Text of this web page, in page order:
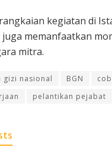
kegiatan di
juga memanfaatkan
mitra.
gizi nasional BGN
pelantikan pejabat